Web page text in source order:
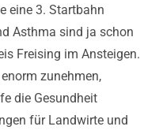
eine 3. Startbahn
Asthma sind ja schon
Freising im Ansteigen.
zunehmen,
die Gesundheit
für Landwirte und